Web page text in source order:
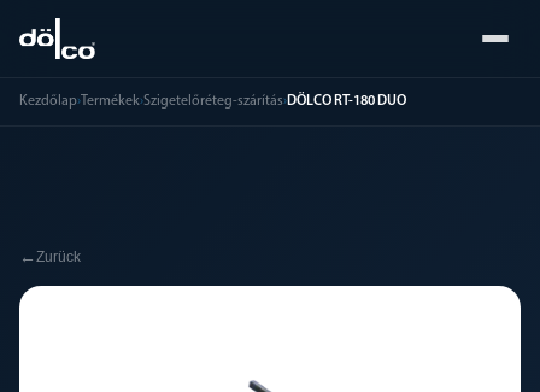
Kezdőlap› Termékek›Szigetelőréteg-szárítás›DÖLCO RT-180 DUO
← Zurück